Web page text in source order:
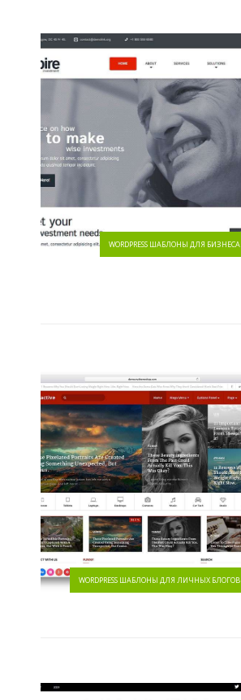
WORDPRESS ШАБЛОНЫ ДЛЯ БИЗНЕСА
WORDPRESS ШАБЛОНЫ ДЛЯ ЛИЧНЫХ БЛОГОВ